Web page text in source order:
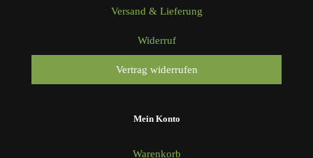
Versand & Lieferung
Widerruf
Vertrag widerrufen
Mein Konto
Warenkorb